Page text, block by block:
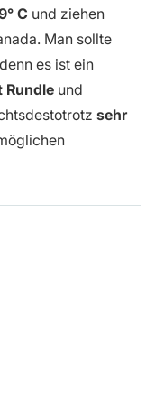
C und ziehen
Man sollte
es ist ein
Rundle und
sehr